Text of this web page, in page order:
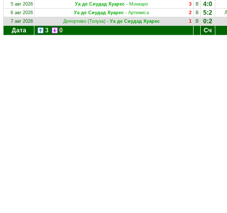
5 авг 2026
3
Уа де Сиудад Хуарес - Монкаро В 4:0
6 авг 2026 2
Уа де Сиудад Хуарес - Артемиса В 5:2
7 авг 2026
1
Депортиво (Толука) - Уа де Сиудад Хуарес В
0:2
Дата
3 0 Сч